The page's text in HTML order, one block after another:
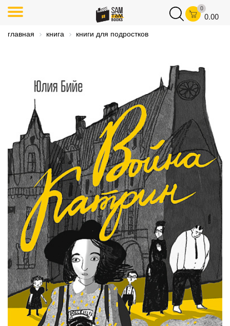
0
0.00
главная книга книги для подростков